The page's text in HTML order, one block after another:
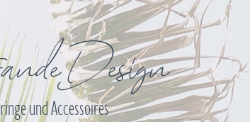
und Accessoires